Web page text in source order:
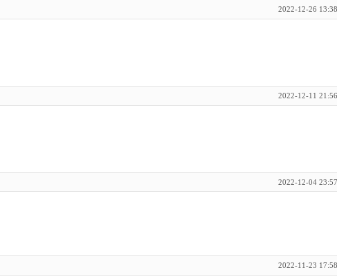
2022-12-26 13:38
2022-12-11 21:56
2022-12-04 23:57
2022-11-23 17:58